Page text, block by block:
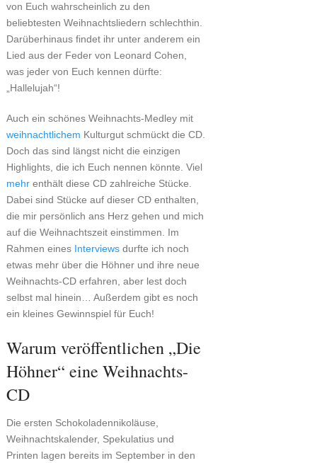
von Euch wahrscheinlich zu den
beliebtesten Weihnachtsliedern schlechthin.
Darüberhinaus findet ihr unter anderem ein
Lied aus der Feder von Leonard Cohen,
was jeder von Euch kennen dürfte:
„Hallelujah“!
Auch ein schönes Weihnachts-Medley mit
weihnachtlichem Kulturgut schmückt die CD.
Doch das sind längst nicht die einzigen
Highlights, die ich Euch nennen könnte. Viel
mehrenthält diese CD zahlreiche Stücke.
Dabei sind Stücke auf dieser CD enthalten,
die mir persönlich ans Herz gehen und mich
auf die Weihnachtszeit einstimmen. Im
Rahmen eines Interviewsdurfte ich noch
etwas mehr über die Höhner und ihre neue
Weihnachts-CD erfahren, aber lest doch
selbst mal hinein… Außerdem gibt es noch
ein kleines Gewinnspiel für Euch!
Warum veröffentlichen „Die
Höhner“ eine Weihnachts-
CD
Die ersten Schokoladennikoläuse,
Weihnachtskalender, Spekulatius und
Printen lagen bereits im September in den